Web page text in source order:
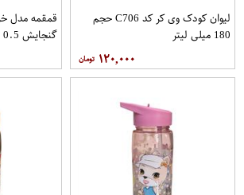
لیوان کودک وی کر کد C706 حجم
180 میلی لیتر
۱۲۰,۰۰۰
گنجایش 0.5 لیتر